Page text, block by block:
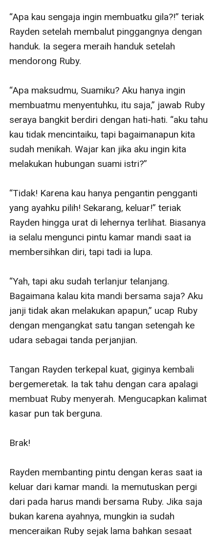
“Apa kau sengaja ingin membuatku gila?!” teriak
Rayden setelah membalut pinggangnya dengan
handuk. Ia segera meraih handuk setelah
mendorong Ruby.
“Apa maksudmu, Suamiku? Aku hanya ingin
membuatmu menyentuhku, itu saja,” jawab Ruby
seraya bangkit berdiri dengan hati-hati. “aku tahu
kau tidak mencintaiku, tapi bagaimanapun kita
sudah menikah. Wajar kan jika aku ingin kita
melakukan hubungan suami istri?”
“Tidak! Karena kau hanya pengantin pengganti
yang ayahku pilih! Sekarang, keluar!” teriak
Rayden hingga urat di lehernya terlihat. Biasanya
ia selalu mengunci pintu kamar mandi saat ia
membersihkan diri, tapi tadi ia lupa.
“Yah, tapi aku sudah terlanjur telanjang.
Bagaimana kalau kita mandi bersama saja? Aku
janji tidak akan melakukan apapun,” ucap Ruby
dengan mengangkat satu tangan setengah ke
udara sebagai tanda perjanjian.
Tangan Rayden terkepal kuat, giginya kembali
bergemeretak. Ia tak tahu dengan cara apalagi
membuat Ruby menyerah. Mengucapkan kalimat
kasar pun tak berguna.
Brak!
Rayden membanting pintu dengan keras saat ia
keluar dari kamar mandi. Ia memutuskan pergi
dari pada harus mandi bersama Ruby. Jika saja
bukan karena ayahnya, mungkin ia sudah
menceraikan Ruby sejak lama bahkan sesaat